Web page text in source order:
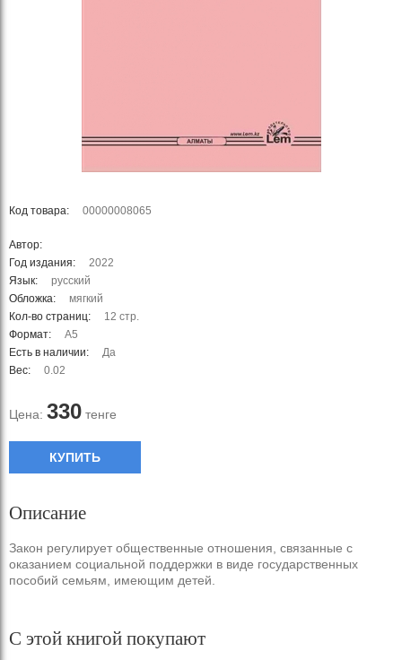
Код товара: 00000008065
Автор:
Год издания:
2022
Язык:
русский
Обложка:
мягкий
Кол-во страниц:
12 стр.
Формат:
А5
Есть в наличии:
Да
Вес:
0.02
Цена: 330 тенге
КУПИТЬ
Описание
Закон регулирует общественные отношения, связанные с
оказанием социальной поддержки в виде государственных
пособий семьям, имеющим детей.
С этой книгой покупают